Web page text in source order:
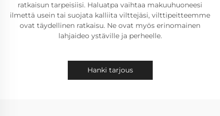
ratkaisun tarpeisiisi. Haluatpa vaihtaa makuuhuoneesi
ilmettä usein tai suojata kalliita vilttejäsi, vilttipeitteemme
ovat täydellinen ratkaisu. Ne ovat myös erinomainen
lahjaideo ystäville ja perheelle.
Hanki tarjous